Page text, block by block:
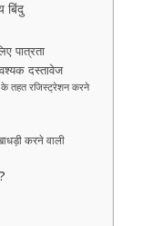
पात्रता
दस्तावेज
रजिस्ट्रेशन करने
करने वाली